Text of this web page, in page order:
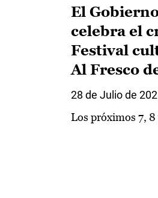
El
celebra el
Festival
Al Fresco
28 de Julio de
Los próximos 7, 8